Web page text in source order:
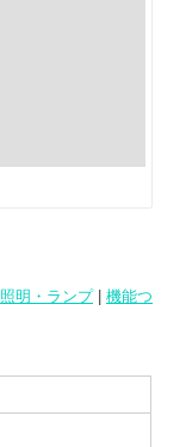
照明・ランプ| 機能つ